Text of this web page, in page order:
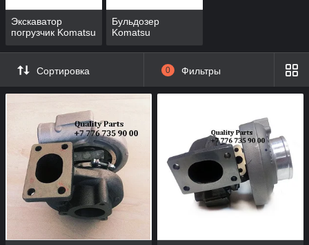
Экскаватор
погрузчик Komatsu
Бульдозер
Komatsu
Сортировка 0 Фильтры